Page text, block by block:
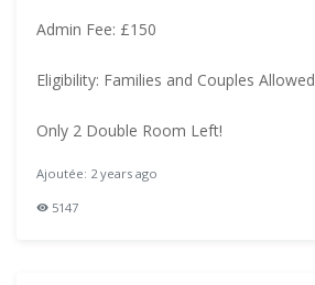
Admin Fee: £150
Eligibility: Families and Couples Allowed
Only 2 Double Room Left!
Ajoutée: 2 years ago
5147